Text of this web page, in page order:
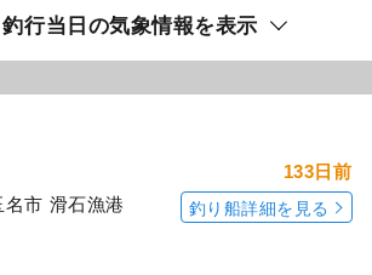
釣行当日の気象情報を表示
名市 滑石漁港
133日前
釣り船詳細を見る